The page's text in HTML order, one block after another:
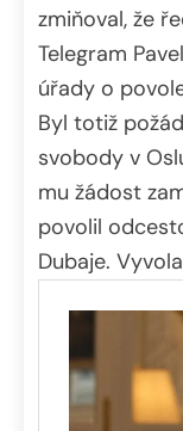
zmiňoval, že
Telegram
úřady o
Byl totiž
svobody v
mu žádost
povolil
Dubaje.